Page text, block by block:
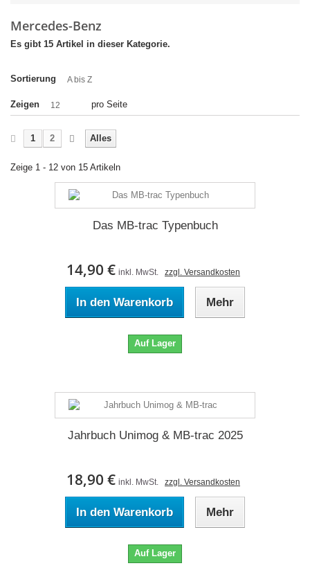
Mercedes-Benz
Es gibt 15 Artikel in dieser Kategorie.
Sortierung A bis Z
Zeigen 12 pro Seite
Alles
1 2
Zeige 1 - 12 von 15 Artikeln
Das MB-trac Typenbuch
14,90 € inkl. MwSt. zzgl. Versandkosten
In den Warenkorb Mehr
Auf Lager
Jahrbuch Unimog & MB-trac 2025
18,90 € inkl. MwSt. zzgl. Versandkosten
In den Warenkorb Mehr
Auf Lager